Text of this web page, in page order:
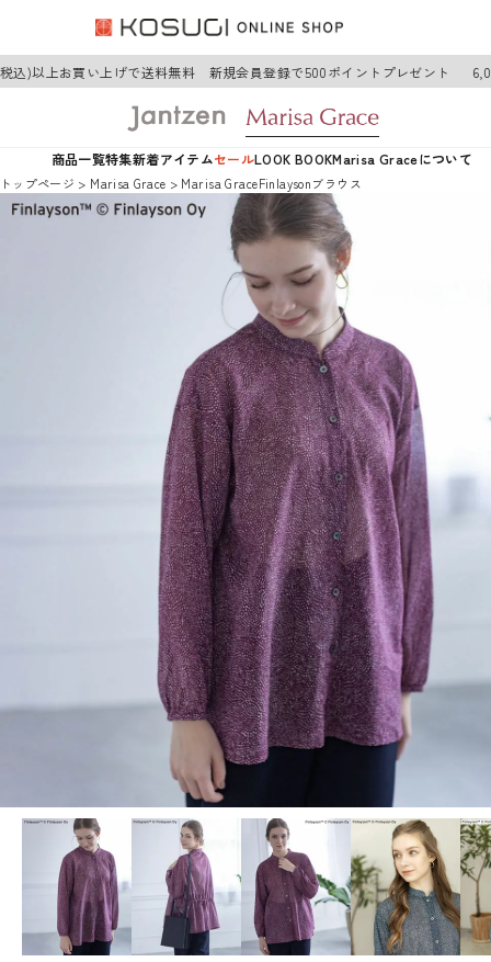
)以上お買い上げで送料無料 新規会員登録で500ポイントプレゼント
商品一覧特集新着アイテムセールLOOK BOOKMarisa Graceについて
トップページ Marisa Grace Marisa GraceFinlaysonブラウス